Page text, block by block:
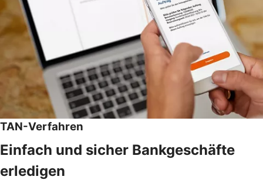
TAN-Verfahren
Einfach und sicher Bankgeschäfte
erledigen